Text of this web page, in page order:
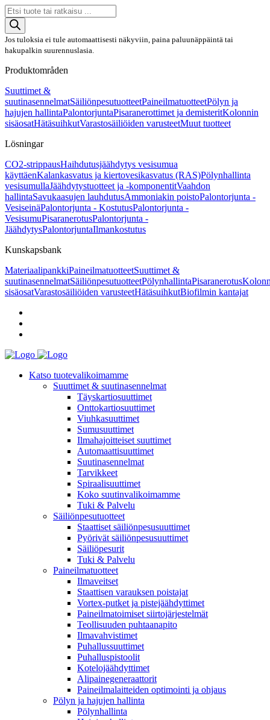
Products
search
Jos tuloksia ei tule automaattisesti näkyviin, paina paluunäppäintä tai
hakupalkin suurennuslasia.
Produktområden
Suuttimet &
suutinasennelmatSäiliönpesutuotteetPaineilmatuotteetPölyn ja
hajujen hallintaPalontorjuntaPisaranerottimet ja demisteritKolonnin
sisäosatHätäsuihkutVarastosäiliöiden varusteetMuut tuotteet
Lösningar
CO2-strippausHaihdutusjäähdytys vesisumua
käyttäenKalankasvatus ja kiertovesikasvatus (RAS)Pölynhallinta
vesisumullaJäähdytystuotteet ja -komponentitVaahdon
hallintaSavukaasujen lauhdutusAmmoniakin poistoPalontorjunta -
VesiseinäPalontorjunta - KostutusPalontorjunta -
VesisumuPisaranerotusPalontorjunta -
JäähdytysPalontorjuntaIlmankostutus
Kunskapsbank
MateriaalipankkiPaineilmatuotteetSuuttimet &
suutinasennelmatSäiliönpesutuotteetPölynhallintaPisaranerotus
sisäosatVarastosäiliöiden varusteetHätäsuihkutBiofilmin kantajat
Katso tuotevalikoimamme
Suuttimet & suutinasennelmat
Täyskartiosuuttimet
Onttokartiosuuttimet
Viuhkasuuttimet
Sumusuuttimet
Ilmahajoitteiset suuttimet
Automaattisuuttimet
Suutinasennelmat
Tarvikkeet
Spiraalisuuttimet
Koko suutinvalikoimamme
Tuki & Palvelu
Säiliönpesutuotteet
Staattiset säiliönpesusuuttimet
Pyörivät säiliönpesusuuttimet
Säiliöpesurit
Tuki & Palvelu
Paineilmatuotteet
Ilmaveitset
Staattisen varauksen poistajat
Vortex-putket ja pistejäähdyttimet
Paineilmatoimiset siirtojärjestelmät
Teollisuuden puhtaanapito
Ilmavahvistimet
Puhallussuuttimet
Puhalluspistoolit
Kotelojäähdyttimet
Alipainegeneraattorit
Paineilmalaitteiden optimointi ja ohjaus
Pölyn ja hajujen hallinta
Pölynhallinta